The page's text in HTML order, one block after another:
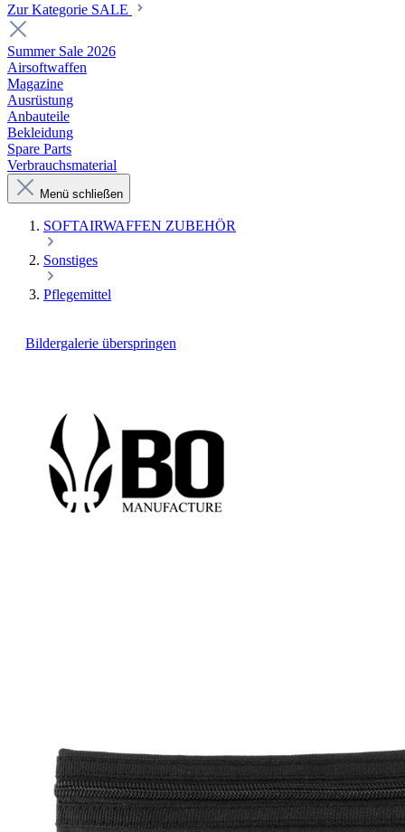
Zur Kategorie SALE
Summer Sale 2026
Airsoftwaffen
Magazine
Ausrüstung
Anbauteile
Bekleidung
Spare Parts
Verbrauchsmaterial
Menü schließen
SOFTAIRWAFFEN ZUBEHÖR
Sonstiges
Pflegemittel
Bildergalerie überspringen